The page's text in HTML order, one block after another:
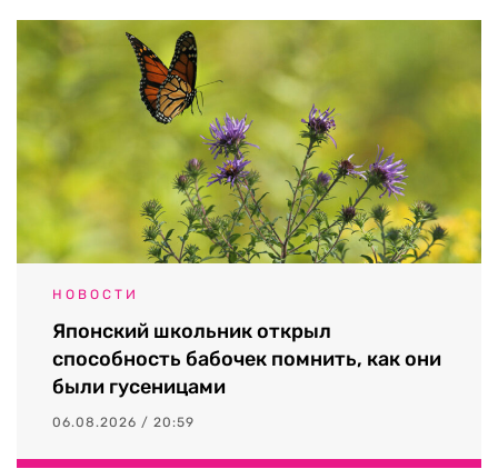
НОВОСТИ
Японский школьник открыл
способность бабочек помнить, как они
были гусеницами
06.08.2026 / 20:59